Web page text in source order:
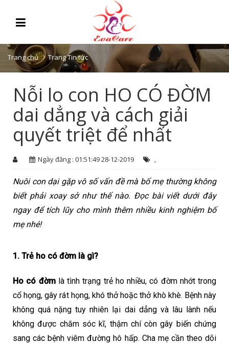
Trang chủ Trang Tin tức
Nỗi lo con HO CÓ ĐỜM
dai dẳng và cách giải
quyết triệt để nhất
Ngày đăng : 01:51:49 28-12-2019 ,
Nuôi con dại gặp vô số vấn đề mà bố mẹ thường không
biết phải xoay sở như thế nào. Đọc bài viết dưới đây
ngay để tích lũy cho mình thêm nhiều kinh nghiệm bố
mẹ nhé!
1. Trẻ ho có đờm là gì?
Ho có đờm là tình trạng trẻ ho nhiều, có đờm nhớt trong
cổ họng, gây rát họng, khó thở hoặc thở khò khè. Bệnh này
không quá nặng tuy nhiên lại dai dẳng và lâu lành nếu
không được chăm sóc kĩ, thậm chí còn gây biến chứng
sang các bệnh viêm đường hô hấp. Cha mẹ cần theo dõi